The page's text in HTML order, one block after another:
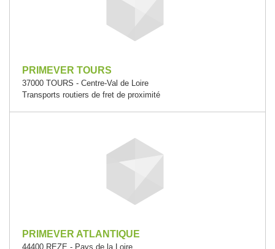
PRIMEVER TOURS
37000 TOURS - Centre-Val de Loire
Transports routiers de fret de proximité
PRIMEVER ATLANTIQUE
44400 REZE - Pays de la Loire